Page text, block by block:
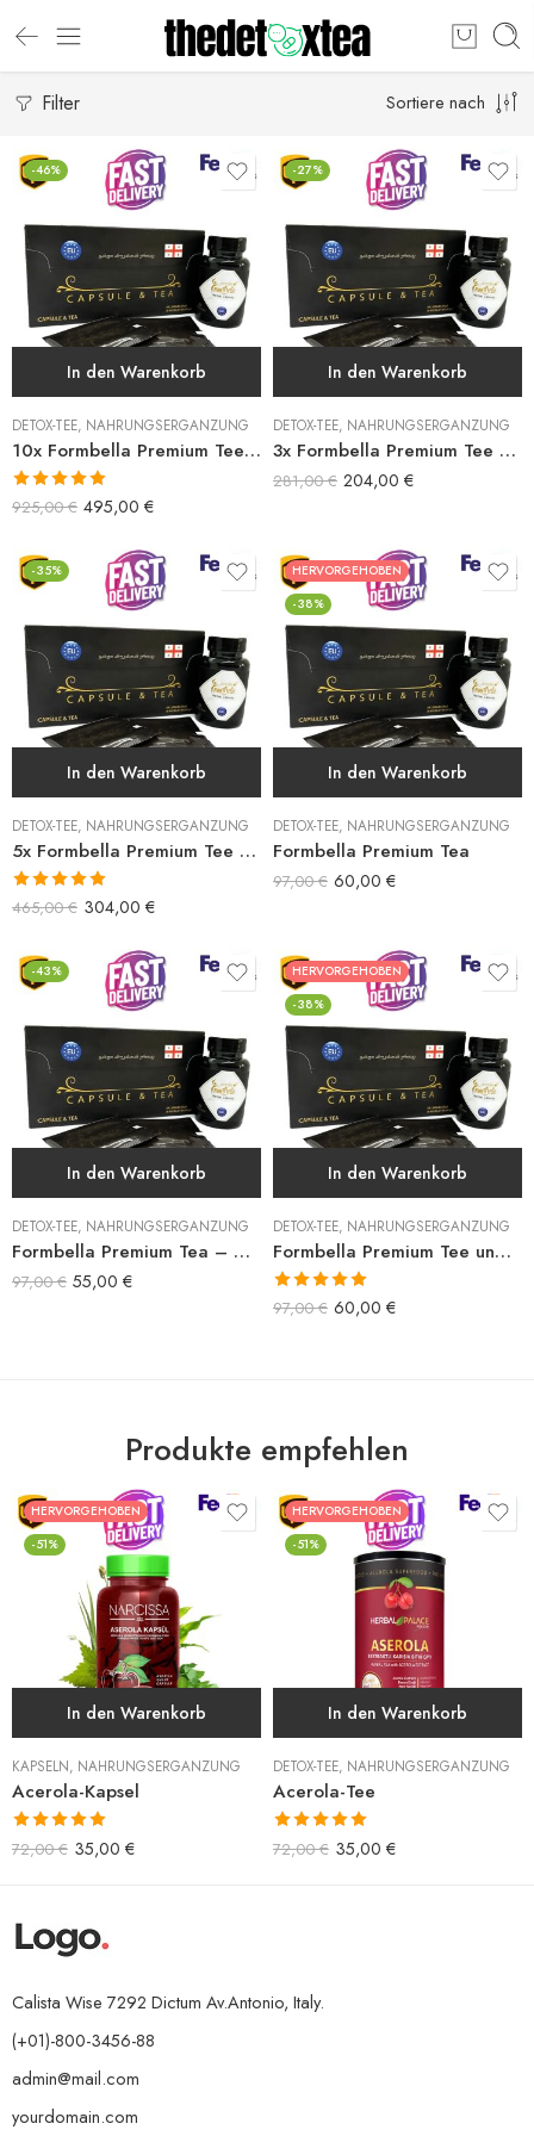
Filter Sortiere nach
-46%
In den Warenkorb
DETOX-TEE, NAHRUNGSERGÄNZUNG
10x Formbella Premium Tee und Kapsel
Bewertet mit
925,00€ 495,00 €
-27%
In den Warenkorb
DETOX-TEE, NAHRUNGSERGÄNZUNG
3x Formbella Premium Tee und Kapsel
281,00€ 204,00 €
-35%
In den Warenkorb
DETOX-TEE, NAHRUNGSERGÄNZUNG
5x Formbella Premium Tee und Kapsel
Bewertet mit
465,00€ 304,00 €
HERVORGEHOBEN
-38%
In den Warenkorb
DETOX-TEE, NAHRUNGSERGÄNZUNG
Formbella Premium Tea
97,00€ 60,00 €
-43%
In den Warenkorb
DETOX-TEE, NAHRUNGSERGÄNZUNG
Formbella Premium Tea – Çay
97,00€ 55,00 €
HERVORGEHOBEN
-38%
In den Warenkorb
DETOX-TEE, NAHRUNGSERGÄNZUNG
Formbella Premium Tee und Kapsel
Bewertet mit
97,00€ 60,00 €
Produkte empfehlen
HERVORGEHOBEN
-51%
In den Warenkorb
KAPSELN, NAHRUNGSERGÄNZUNG
Acerola-Kapsel
Bewertet mit
5.00von 5
72,00€ 35,00 €
HERVORGEHOBEN
-51%
In den Warenkorb
DETOX-TEE, NAHRUNGSERGÄNZUNG
Acerola-Tee
Bewertet mit
5.00von 5
72,00€ 35,00 €
Calista Wise 7292 Dictum Av.Antonio, Italy.
(+01)-800-3456-88
admin@mail.com
yourdomain.com